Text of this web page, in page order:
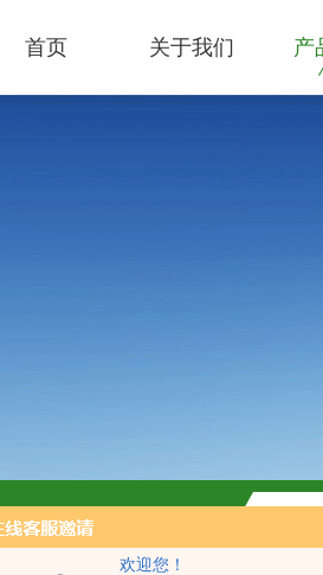
欢迎您！
首页 关于我们 产